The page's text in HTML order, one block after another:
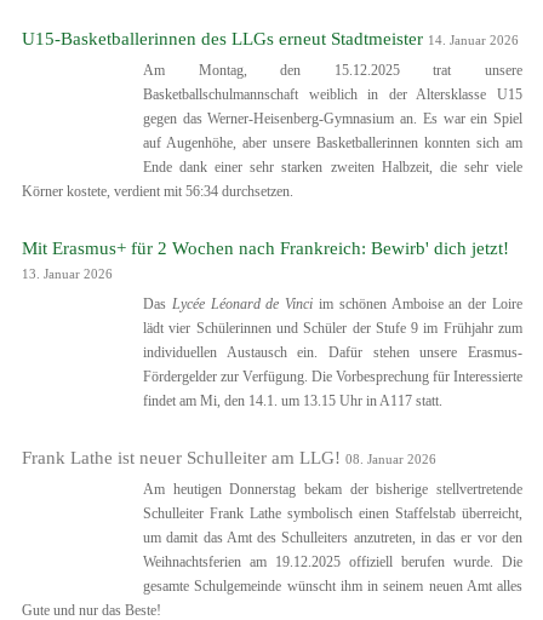
U15-Basketballerinnen des LLGs erneut Stadtmeister 14. Januar 2026
Am Montag, den 15.12.2025 trat unsere
Basketballschulmannschaft weiblich in der Altersklasse U15
gegen das Werner-Heisenberg-Gymnasium an. Es war ein Spiel
auf Augenhöhe, aber unsere Basketballerinnen konnten sich am
Ende dank einer sehr starken zweiten Halbzeit, die sehr viele
Körner kostete, verdient mit 56:34 durchsetzen.
Mit Erasmus+ für 2 Wochen nach Frankreich: Bewirb' dich jetzt!
13. Januar 2026
Das Lycée Léonard de Vinci im schönen Amboise an der Loire
lädt vier Schülerinnen und Schüler der Stufe 9 im Frühjahr zum
individuellen Austausch ein. Dafür stehen unsere Erasmus-
Fördergelder zur Verfügung. Die Vorbesprechung für Interessierte
findet am Mi, den 14.1. um 13.15 Uhr in A117 statt.
Frank Lathe ist neuer Schulleiter am LLG! 08. Januar 2026
Am heutigen Donnerstag bekam der bisherige stellvertretende
Schulleiter Frank Lathe symbolisch einen Staffelstab überreicht,
um damit das Amt des Schulleiters anzutreten, in das er vor den
Weihnachtsferien am 19.12.2025 offiziell berufen wurde. Die
gesamte Schulgemeinde wünscht ihm in seinem neuen Amt alles
Gute und nur das Beste!